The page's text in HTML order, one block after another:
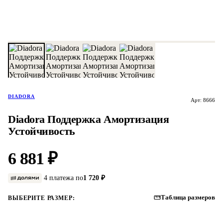
DIADORA
Арт: 8666
Diadora Поддержка Амортизация
Устойчивость
6 881 ₽
4 платежа по1 720 ₽
ВЫБЕРИТЕ РАЗМЕР: Таблица размеров